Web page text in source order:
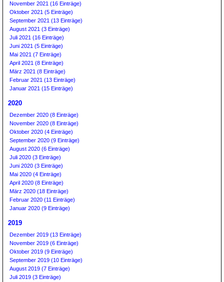
November 2021 (16 Einträge)
Oktober 2021 (5 Einträge)
September 2021 (13 Einträge)
August 2021 (3 Einträge)
Juli 2021 (16 Einträge)
Juni 2021 (5 Einträge)
Mai 2021 (7 Einträge)
April 2021 (8 Einträge)
März 2021 (8 Einträge)
Februar 2021 (13 Einträge)
Januar 2021 (15 Einträge)
2020
Dezember 2020 (8 Einträge)
November 2020 (8 Einträge)
Oktober 2020 (4 Einträge)
September 2020 (9 Einträge)
August 2020 (6 Einträge)
Juli 2020 (3 Einträge)
Juni 2020 (3 Einträge)
Mai 2020 (4 Einträge)
April 2020 (8 Einträge)
März 2020 (18 Einträge)
Februar 2020 (11 Einträge)
Januar 2020 (9 Einträge)
2019
Dezember 2019 (13 Einträge)
November 2019 (6 Einträge)
Oktober 2019 (9 Einträge)
September 2019 (10 Einträge)
August 2019 (7 Einträge)
Juli 2019 (3 Einträge)